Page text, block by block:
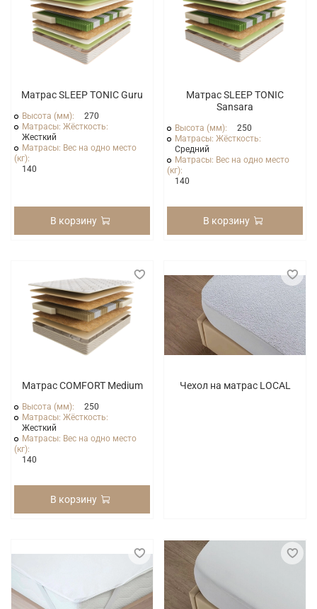
Матрас SLEEP TONIC Guru
Высота (мм):
270
Матрасы: Жёсткость:
Жесткий
Матрасы: Вес на одно место
(кг):
140
В корзину
Матрас SLEEP TONIC
Sansara
Высота (мм):
250
Матрасы: Жёсткость:
Средний
Матрасы: Вес на одно место
(кг):
140
В корзину
Матрас COMFORT Medium
Высота (мм):
250
Матрасы: Жёсткость:
Жесткий
Матрасы: Вес на одно место
(кг):
140
В корзину
Чехол на матрас LOCAL